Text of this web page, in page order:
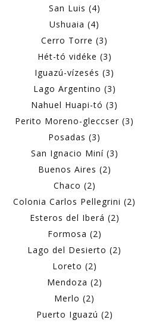
San Luis (4)
Ushuaia (4)
Cerro Torre (3)
Hét-tó vidéke (3)
Iguazú-vízesés (3)
Lago Argentino (3)
Nahuel Huapi-tó (3)
Perito Moreno-gleccser (3)
Posadas (3)
San Ignacio Miní (3)
Buenos Aires (2)
Chaco (2)
Colonia Carlos Pellegrini (2)
Esteros del Iberá (2)
Formosa (2)
Lago del Desierto (2)
Loreto (2)
Mendoza (2)
Merlo (2)
Puerto Iguazú (2)